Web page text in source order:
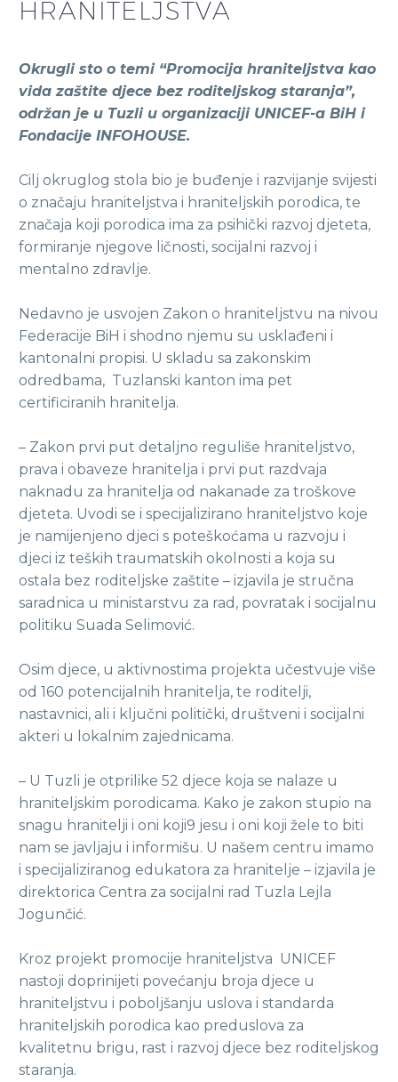
HRANITELJSTVA
Okrugli sto o temi “Promocija hraniteljstva kao
vida zaštite djece bez roditeljskog staranja”,
održan je u Tuzli u organizaciji UNICEF-a BiH i
Fondacije INFOHOUSE.
Cilj okruglog stola bio je buđenje i razvijanje svijesti
o značaju hraniteljstva i hraniteljskih porodica, te
značaja koji porodica ima za psihički razvoj djeteta,
formiranje njegove ličnosti, socijalni razvoj i
mentalno zdravlje.
Nedavno je usvojen Zakon o hraniteljstvu na nivou
Federacije BiH i shodno njemu su usklađeni i
kantonalni propisi. U skladu sa zakonskim
odredbama, Tuzlanski kanton ima pet
certificiranih hranitelja.
– Zakon prvi put detaljno reguliše hraniteljstvo,
prava i obaveze hranitelja i prvi put razdvaja
naknadu za hranitelja od nakanade za troškove
djeteta. Uvodi se i specijalizirano hraniteljstvo koje
je namijenjeno djeci s poteškoćama u razvoju i
djeci iz teških traumatskih okolnosti a koja su
ostala bez roditeljske zaštite – izjavila je stručna
saradnica u ministarstvu za rad, povratak i socijalnu
politiku Suada Selimović.
Osim djece, u aktivnostima projekta učestvuje više
od 160 potencijalnih hranitelja, te roditelji,
nastavnici, ali i ključni politički, društveni i socijalni
akteri u lokalnim zajednicama.
– U Tuzli je otprilike 52 djece koja se nalaze u
hraniteljskim porodicama. Kako je zakon stupio na
snagu hranitelji i oni koji9 jesu i oni koji žele to biti
nam se javljaju i informišu. U našem centru imamo
i specijaliziranog edukatora za hranitelje – izjavila je
direktorica Centra za socijalni rad Tuzla Lejla
Jogunčić.
Kroz projekt promocije hraniteljstva UNICEF
nastoji doprinijeti povećanju broja djece u
hraniteljstvu i poboljšanju uslova i standarda
hraniteljskih porodica kao preduslova za
kvalitetnu brigu, rast i razvoj djece bez roditeljskog
staranja.